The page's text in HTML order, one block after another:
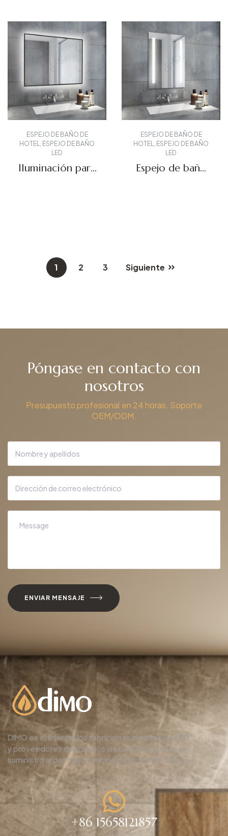
ESPEJO DE BAÑO DE
HOTEL
ESPEJO DE BAÑO
LED
Iluminación para
ESPEJO DE BAÑO DE
HOTEL
ESPEJO DE BAÑO
LED
Espejo de baño
1 2 3 Siguiente
Póngase en contacto con
nosotros
Presupuesto profesional en 24 horas. Soporte
OEM/ODM.
ENVIAR MENSAJE
DIMO es el líder de los fabricantes de espejos LED
y proveedores de espejos de baño de hotel, y el
suministro al por mayor cabina de ducha de China.
+86 15658121857